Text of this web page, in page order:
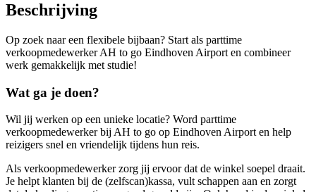
Beschrijving
Op zoek naar een flexibele bijbaan? Start als parttime
verkoopmedewerker AH to go Eindhoven Airport en combineer
werk gemakkelijk met studie!
Wat ga je doen?
Wil jij werken op een unieke locatie? Word parttime
verkoopmedewerker bij AH to go op Eindhoven Airport en help
reizigers snel en vriendelijk tijdens hun reis.
Als verkoopmedewerker zorg jij ervoor dat de winkel soepel draait.
Je helpt klanten bij de (zelfscan)kassa, vult schappen aan en zorgt